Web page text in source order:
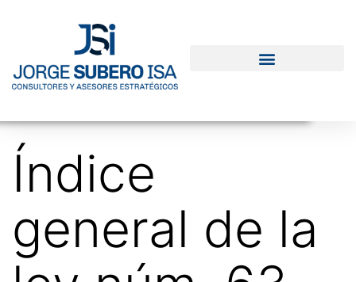
Índice
general de la